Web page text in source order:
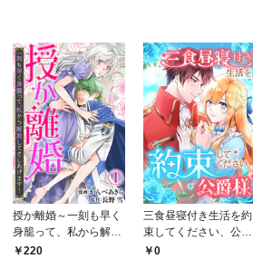
授か離婚～一刻も早く
身籠って、私から解放
してさしあげます！1
220
三食昼寝付き生活を約
束してください、公爵
様 1話
0